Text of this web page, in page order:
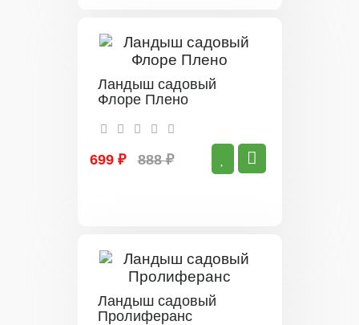
Ландыш садовый
Флоре Плено
699 ₽ 888 ₽
Ландыш садовый
Пролиферанс